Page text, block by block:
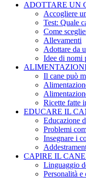
ADOTTARE UN
Accogliere
Test: Quale
Come
Allevamenti
Adottare da
Idee di nomi
Il cane può
Ricette fatte
EDUCARE IL
Educazione
Problemi
Insegnare i
CAPIRE IL CANE
Linguaggio
Personalità e